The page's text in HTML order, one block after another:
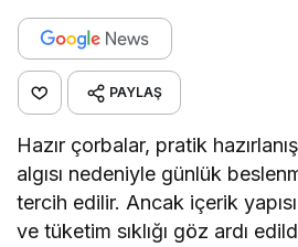
PAYLAŞ
Hazır çorbalar, pratik
algısı nedeniyle günlük
tercih edilir. Ancak içerik
ve tüketim sıklığı göz ardı